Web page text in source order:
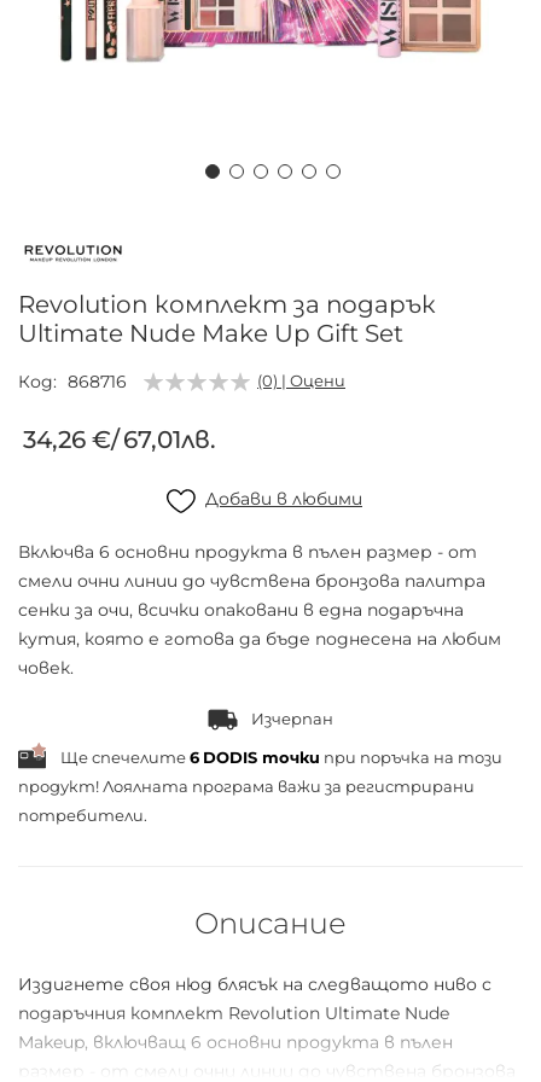
началото
галерия
със
снимки
Revolution комплект за подарък
Ultimate Nude Make Up Gift Set
Код 868716 (0) | Оцени
34,26 €/67,01лв.
Добави в любими
Включва 6 основни продукта в пълен размер - от
смели очни линии до чувствена бронзова палитра
сенки за очи, всички опаковани в една подаръчна
кутия, която е готова да бъде поднесена на любим
човек.
Изчерпан
Ще спечелите6 DODIS точки при поръчка на този
продукт! Лоялната програма важи за регистрирани
потребители.
Описание
Издигнете своя нюд блясък на следващото ниво с
подаръчния комплект Revolution Ultimate Nude
Makeup, включващ 6 основни продукта в пълен
размер - от смели очни линии до чувствена бронзова